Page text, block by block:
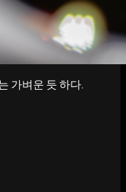
가벼운 듯 하다.